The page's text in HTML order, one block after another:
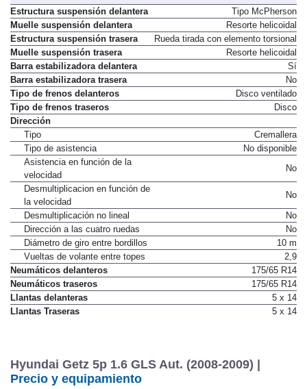
Estructura suspensión delantera
Tipo McPherson
Muelle suspensión delantera
Resorte helicoidal
Estructura suspensión trasera
Rueda tirada con elemento torsional
Muelle suspensión trasera
Resorte helicoidal
Barra estabilizadora delantera
Sí
Barra estabilizadora trasera
No
Tipo de frenos delanteros
Disco ventilado
Tipo de frenos traseros
Disco
Dirección
Tipo
Cremallera
Tipo de asistencia
No disponible
Asistencia en función de la
velocidad
No
Desmultiplicacion en función de
la velocidad
No
Desmultiplicación no lineal
No
Dirección a las cuatro ruedas
No
Diámetro de giro entre bordillos
10 m
Vueltas de volante entre topes
2,9
Neumáticos delanteros
175/65 R14
Neumáticos traseros
175/65 R14
Llantas delanteras
5 x 14
Llantas Traseras
5 x 14
Hyundai Getz 5p 1.6 GLS Aut. (2008-2009) |
Precio y equipamiento